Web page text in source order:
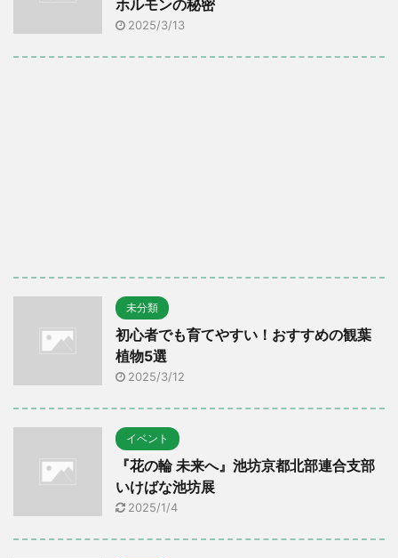
ホルモンの秘密
2025/3/13
未分類
初心者でも育てやすい！おすすめの観葉
植物5選
2025/3/12
イベント
『花の輪 未来へ』池坊京都北部連合支部
いけばな池坊展
2025/1/4